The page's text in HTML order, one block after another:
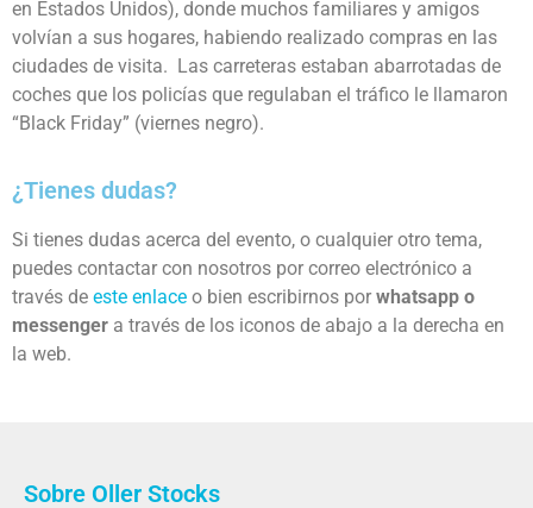
en Estados Unidos), donde muchos familiares y amigos
volvían a sus hogares, habiendo realizado compras en las
ciudades de visita. Las carreteras estaban abarrotadas de
coches que los policías que regulaban el tráfico le llamaron
“Black Friday” (viernes negro).
¿Tienes dudas?
Si tienes dudas acerca del evento, o cualquier otro tema,
puedes contactar con nosotros por correo electrónico a
través de este enlace o bien escribirnos por whatsapp o
messenger a través de los iconos de abajo a la derecha en
la web.
Sobre Oller Stocks